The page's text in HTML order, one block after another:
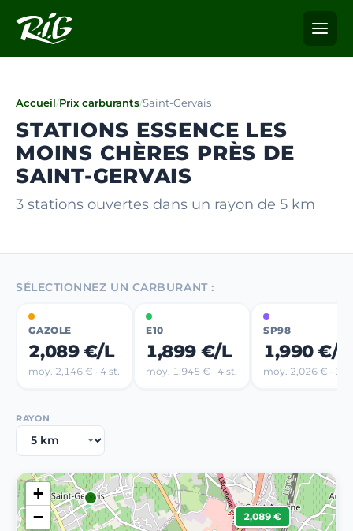
Accueil/Prix carburants/Saint-Gervais
STATIONS ESSENCE LES
MOINS CHÈRES PRÈS DE
SAINT-GERVAIS
3 stations ouvertes dans un rayon de 5 km
SÉLECTIONNEZ UN CARBURANT :
GAZOLE
2,089 €/L
moy. 2,146 € · 4 st.
E10
1,899 €/L
moy. 1,945 € · 4 st.
SP98
1,990 €/L
moy. 2,026 € · 3
RAYON
2,089 €
+
−